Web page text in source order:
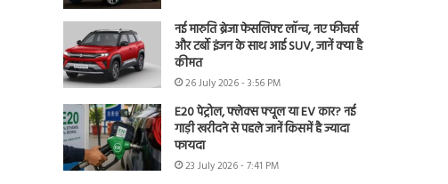
नई मारुति ब्रेजा फेसलिफ्ट लॉन्च, नए फीचर्स
और टर्बो इंजन के साथ आई SUV, जानें क्या है
कीमत
26 July 2026 - 3:56 PM
E20 पेट्रोल, फ्लेक्स फ्यूल या EV कार? नई
गाड़ी खरीदने से पहले जानें किसमें है ज्यादा
फायदा
23 July 2026 - 7:41 PM